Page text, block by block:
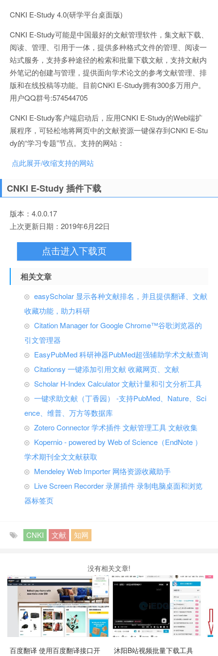
CNKI E-Study 4.0(研学平台桌面版)
CNKI E-Study可能是中国最好的文献管理软件，集文献下载、
阅读、管理、引用于一体，提供多种格式文件的管理、阅读一
站式服务，支持多种途径的检索和批量下载文献，支持文献内
外笔记的创建与管理，提供面向学术论文的参考文献管理、排
版和在线投稿等功能。目前CNKI E-Study拥有300多万用户。
用户QQ群号:574544705
CNKI E-Study客户端启动后，应用CNKI E-Study的Web端扩
展程序，可轻松地将网页中的文献资源一键保存到CNKI E-Stu
dy的“学习专题”节点。支持的网站：
点此展开/收缩支持的网站
CNKI E-Study 插件下载
版本：4.0.0.17
上次更新日期：2019年6月22日
点击进入下载页
相关文章
easyScholar 显示各种文献排名，并且提供翻译、文献
收藏功能，助力科研
Citation Manager for Google Chrome™谷歌浏览器的
引文管理器
EasyPubMed 科研神器PubMed超强辅助学术文献查询
Citationsy 一键添加引用文献 收藏网页、文献
Scholar H-Index Calculator 文献计量和引文分析工具
一键求助文献（丁香园） -支持PubMed、Nature、Sci
ence、维普、万方等数据库
Zotero Connector 学术插件 文献管理工具 文献收集
Kopernio - powered by Web of Science（EndNote ）
学术期刊全文文献获取
Mendeley Web Importer 网络资源收藏助手
Live Screen Recorder 录屏插件 录制电脑桌面和浏览
器标签页
CNKI 文献 知网
没有相关文章!
百度翻译 使用百度翻译接口开
沐阳B站视频批量下载工具